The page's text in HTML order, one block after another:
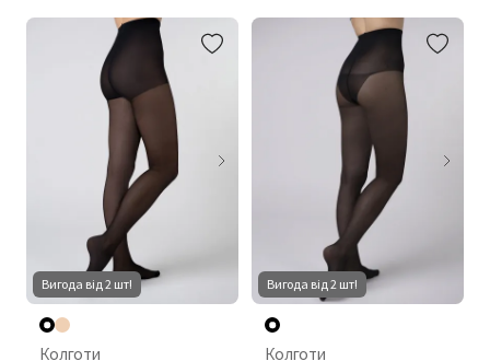
Вигода від 2 шт!
Колготи
Вигода від 2 шт!
Колготи